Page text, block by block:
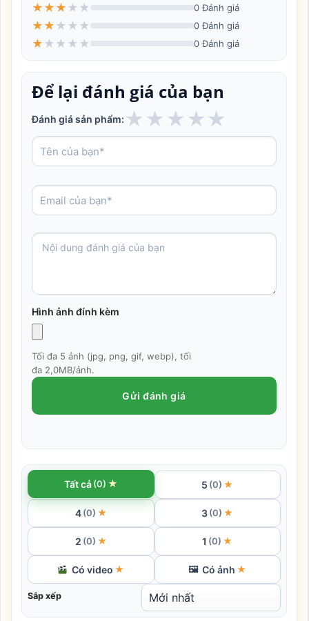
★ ★ ★ ★ ★ 0 Đánh giá
★ ★ ★ ★ ★ 0 Đánh giá
★ ★ ★ ★ ★ 0 Đánh giá
Để lại đánh giá của bạn
Đánh giá sản phẩm: ★ ★ ★ ★★
Hình ảnh đính kèm
Tối đa 5 ảnh (jpg, png, gif, webp), tối
đa 2,0MB/ảnh.
Gửi đánh giá
Tất cả (0) ★ 5 (0) ★
4 (0) ★ 3 (0) ★
2 (0) ★ 1 (0) ★
Có video ★ 🖼 Có ảnh ★
Sắp xếp